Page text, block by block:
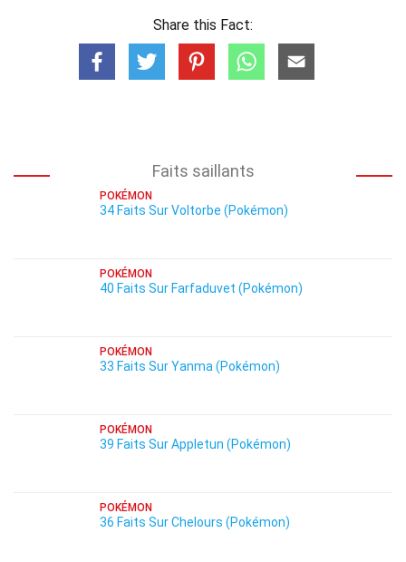
Share this Fact:
Faits saillants
POKÉMON
34 Faits Sur Voltorbe (Pokémon)
POKÉMON
40 Faits Sur Farfaduvet (Pokémon)
POKÉMON
33 Faits Sur Yanma (Pokémon)
POKÉMON
39 Faits Sur Appletun (Pokémon)
POKÉMON
36 Faits Sur Chelours (Pokémon)